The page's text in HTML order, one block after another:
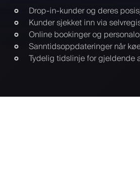
Drop-in-kunder og deres
Kunder sjekket inn via
Online bookinger og
Sanntidsoppdateringer når
Tydelig tidslinje for gjeldende